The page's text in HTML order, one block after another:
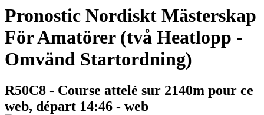
Pronostic Nordiskt Mästerskap
För Amatörer (två Heatlopp -
Omvänd Startordning)
R50C8 - Course attelé sur 2140m pour ce
web, départ 14:46 - web